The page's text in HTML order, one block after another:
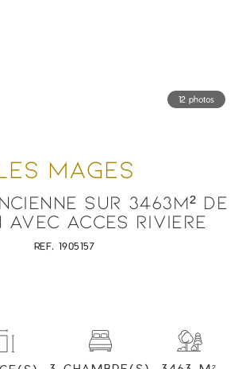
12 photos
MAGES
SUR 3463M² DE
AVEC ACCES RIVIERE
REF. 1905157